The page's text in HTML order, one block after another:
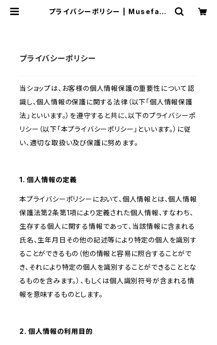
プライバシーポリシー | Musefact
プライバシーポリシー
当ショップは、お客様の個人情報保護の重要性について認
識し、個人情報の保護に関する法律（以下「個人情報保護
法」といいます。）を遵守すると共に、以下のプライバシーポ
リシー（以下「本プライバシーポリシー」といいます。）に従
い、適切な取扱い及び保護に努めます。
1. 個人情報の定義
本プライバシーポリシーにおいて、個人情報とは、個人情報
保護法第2条第1項により定義された個人情報、すなわち、
生存する個人に関する情報であって、当該情報に含まれる
氏名、生年月日その他の記述等により特定の個人を識別す
ることができるもの（他の情報と容易に照合することがで
き、それにより特定の個人を識別することができることとな
るものを含みます。）、もしくは個人識別符号が含まれる情
報を意味するものとします。
2. 個人情報の利用目的